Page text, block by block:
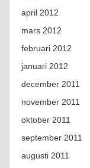
april 2012
mars 2012
februari 2012
januari 2012
december 2011
november 2011
oktober 2011
september 2011
augusti 2011